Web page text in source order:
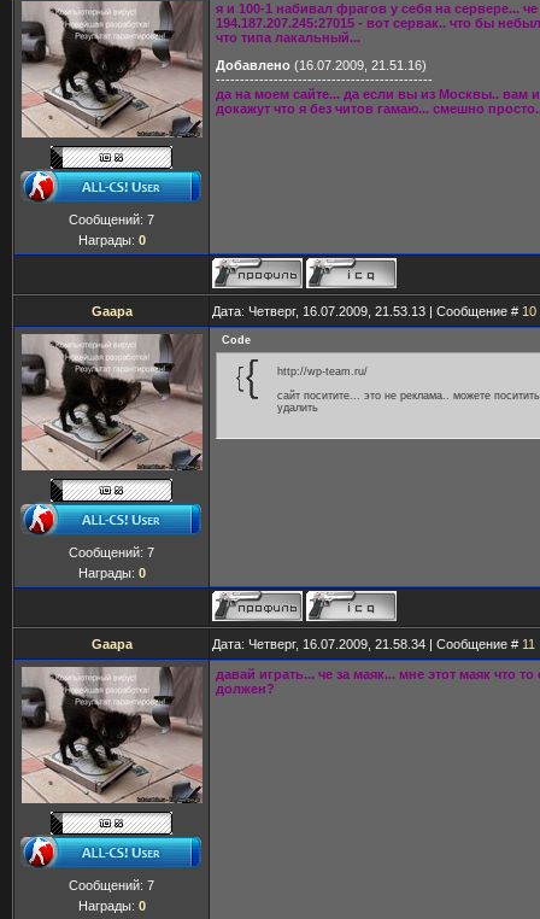
Сообщений: 7
Награды: 0
я и 100-1 набивал фрагов у себя на сервере... че
194.187.207.245:27015 - вот сервак.. что бы
что типа лакальный...
Добавлено (16.07.2009, 21.51.16)
---------------------------------------------
да на моем сайте... да если вы из Москвы.. вам
докажут что я без читов гамаю... смешно
Gaapa Дата: Четверг, 16.07.2009, 21.53.13 | Сообщение # 10
Сообщений: 7
Награды: 0
Code
http://wp-team.ru/
сайт поситите... это не реклама.. можете
удалить
Gaapa Дата: Четверг, 16.07.2009, 21.58.34 | Сообщение # 11
Сообщений: 7
Награды: 0
давай играть... че за маяк... мне этот маяк что то
должен?